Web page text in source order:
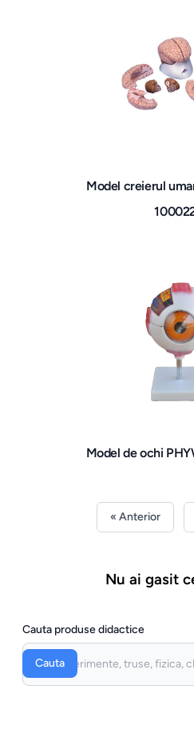
Model creierul
Model de ochi
« Anterior
Nu ai gasit
Cauta produse didactice
Cauta